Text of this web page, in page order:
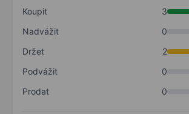
Koupit
3
Nadvážit
0
Držet
2
Podvážit
0
Prodat
0